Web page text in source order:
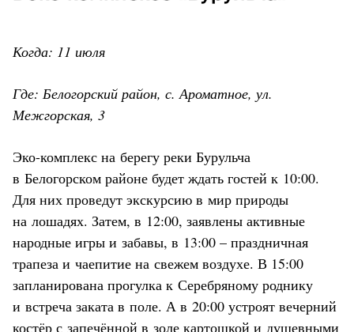
Когда: 11 июля
Где: Белогорский район, с. Ароматное, ул.
Межгорская, 3
Эко-комплекс на берегу реки Бурульча
в Белогорском районе будет ждать гостей к 10:00.
Для них проведут экскурсию в мир природы
на лошадях. Затем, в 12:00, заявлены активные
народные игры и забавы, в 13:00 – праздничная
трапеза и чаепитие на свежем воздухе. В 15:00
запланирована прогулка к Серебряному роднику
и встреча заката в поле. А в 20:00 устроят вечерний
костёр с запечённой в золе картошкой и душевными